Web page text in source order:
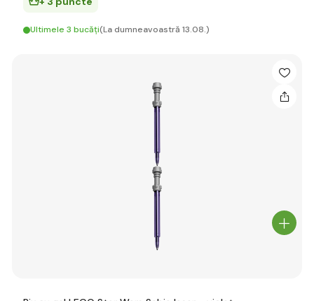
Ultimele 3 bucăți(La dumneavoastră 13.08.)